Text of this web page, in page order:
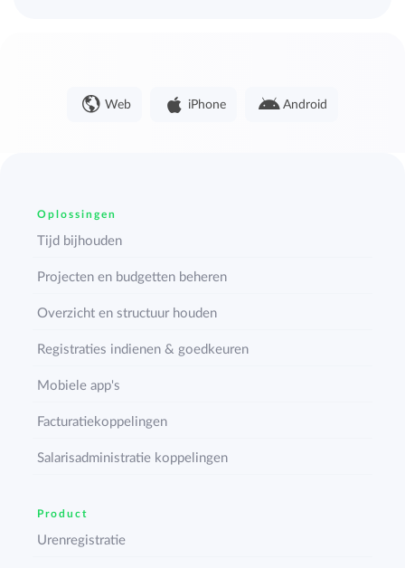
Web iPhone Android
Oplossingen
Tijd bijhouden
Projecten en budgetten beheren
Overzicht en structuur houden
Registraties indienen & goedkeuren
Mobiele app's
Facturatiekoppelingen
Salarisadministratie koppelingen
Product
Urenregistratie